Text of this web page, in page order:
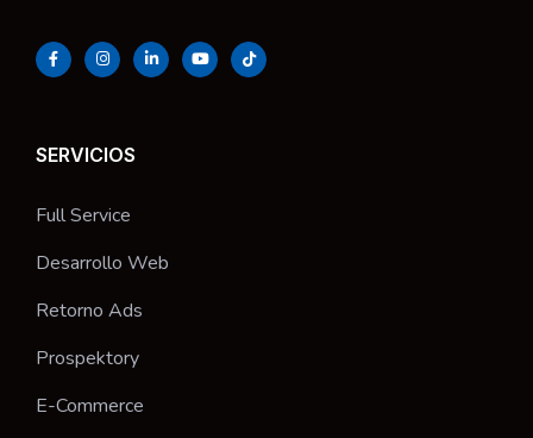
SERVICIOS
Full Service
Desarrollo Web
Retorno Ads
Prospektory
E-Commerce